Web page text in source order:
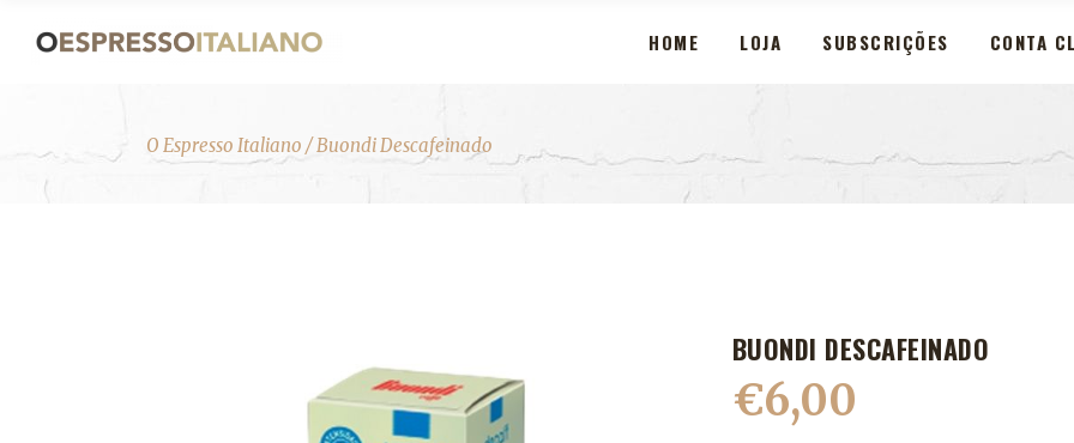
HOME LOJA SUBSCRIÇÕES CONTA
O Espresso Italiano /Buondi Descafeinado
BUONDI DESCAFEINADO
€6,00